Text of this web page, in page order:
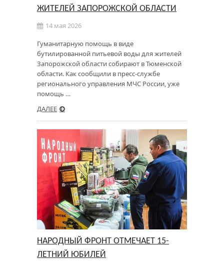
ЖИТЕЛЕЙ ЗАПОРОЖСКОЙ ОБЛАСТИ
14 мая 2026
Гуманитарную помощь в виде
бутилированной питьевой воды для жителей
Запорожской области собирают в Тюменской
области. Как сообщили в пресс-службе
регионального управления МЧС России, уже
помощь …
ДАЛЕЕ
НАРОДНЫЙ ФРОНТ ОТМЕЧАЕТ 15-
ЛЕТНИЙ ЮБИЛЕЙ